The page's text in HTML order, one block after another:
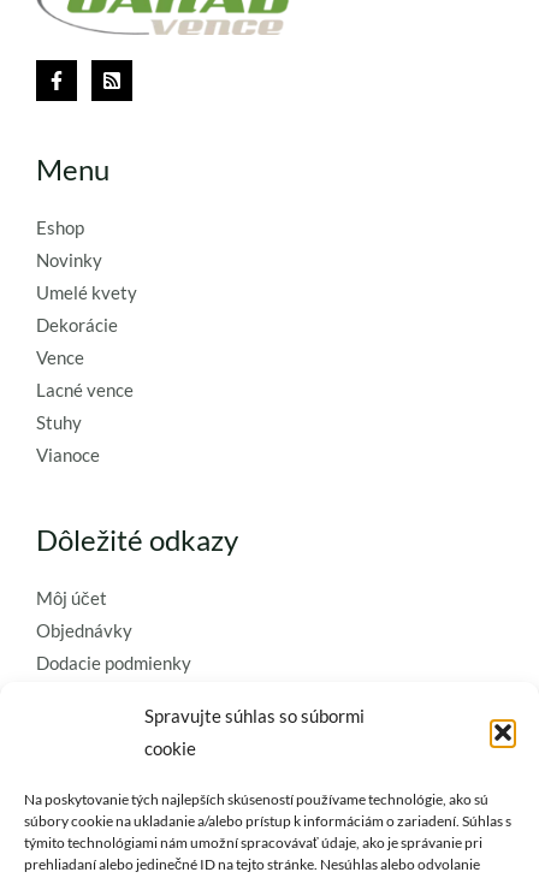
Spravujte súhlas so súbormi
cookie
Na poskytovanie tých najlepších skúseností používame technológie, ako sú
súbory cookie na ukladanie a/alebo prístup k informáciám o zariadení. Súhlas s
týmito technológiami nám umožní spracovávať údaje, ako je správanie pri
prehliadaní alebo jedinečné ID na tejto stránke. Nesúhlas alebo odvolanie
Menu
Eshop
Novinky
Umelé kvety
Dekorácie
Vence
Lacné vence
Stuhy
Vianoce
Dôležité odkazy
Môj účet
Objednávky
Dodacie podmienky
Ochrana osobných údajov
Zásady používania súborov cookie
Kontaktujte nás a požiadajte o
najkvalitnejšie umelé kvety a